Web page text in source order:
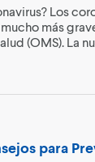
Los
más
(OMS). La
para